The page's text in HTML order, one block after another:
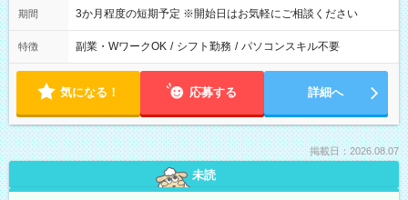
期間 3か月程度の短期予定 ※開始日はお気軽にご相談ください
特徴 副業・WワークOK / シフト勤務 / パソコンスキル不要
気になる！ 応募する 詳細へ
掲載日：2026.08.07
未読